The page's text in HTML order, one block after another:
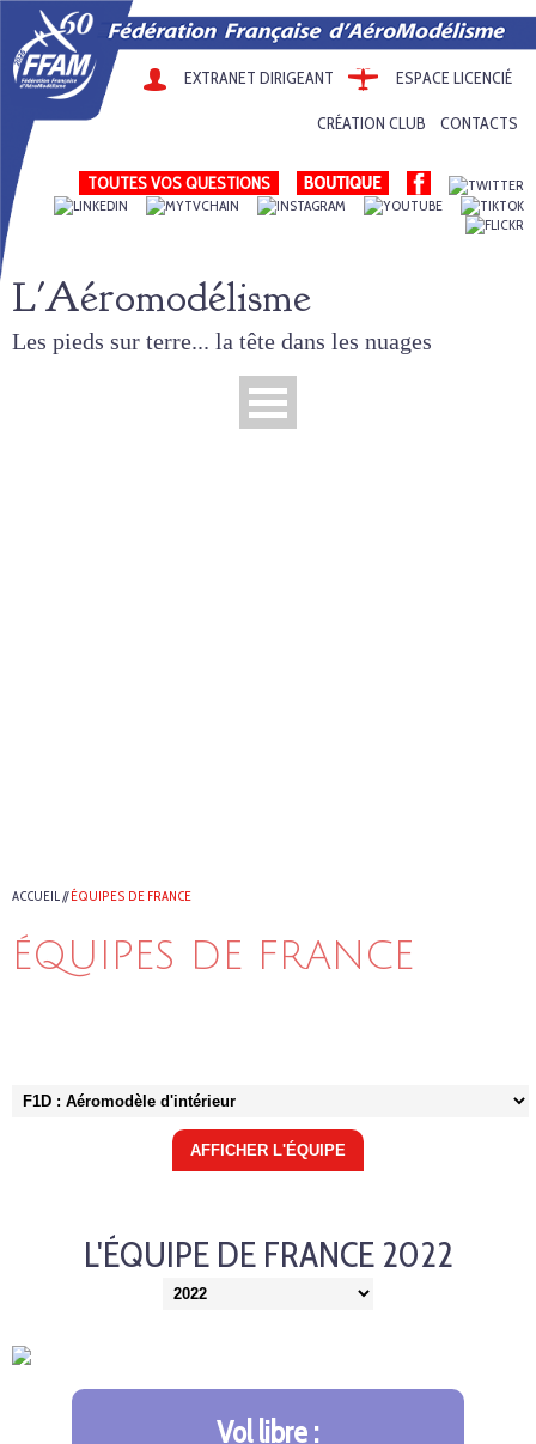
EXTRANET DIRIGEANT ESPACE LICENCIÉ
CRÉATION CLUB CONTACTS
TOUTES VOS QUESTIONS
L'Aéromodélisme
Les pieds sur terre... la tête dans les nuages
ACCUEIL//ÉQUIPES DE FRANCE
ÉQUIPES DE FRANCE
L'ÉQUIPE DE FRANCE 2022
Vol libre :